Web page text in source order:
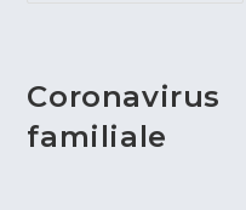
Coronavirus
familiale